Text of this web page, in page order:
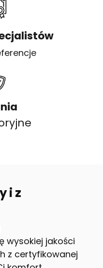
i z
wysokiej jakości
z certyfikowanej